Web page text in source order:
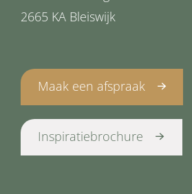
2665 KA Bleiswijk
Maak een afspraak
Inspiratiebrochure